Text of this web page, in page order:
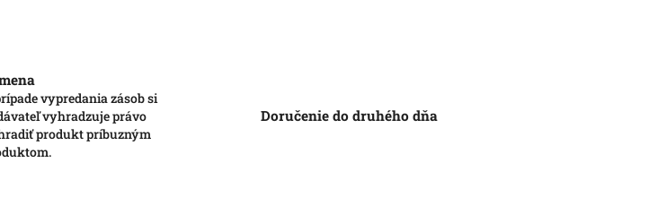
vypredania zásob si
vyhradzuje právo
produkt príbuzným
Doručenie do druhého dňa